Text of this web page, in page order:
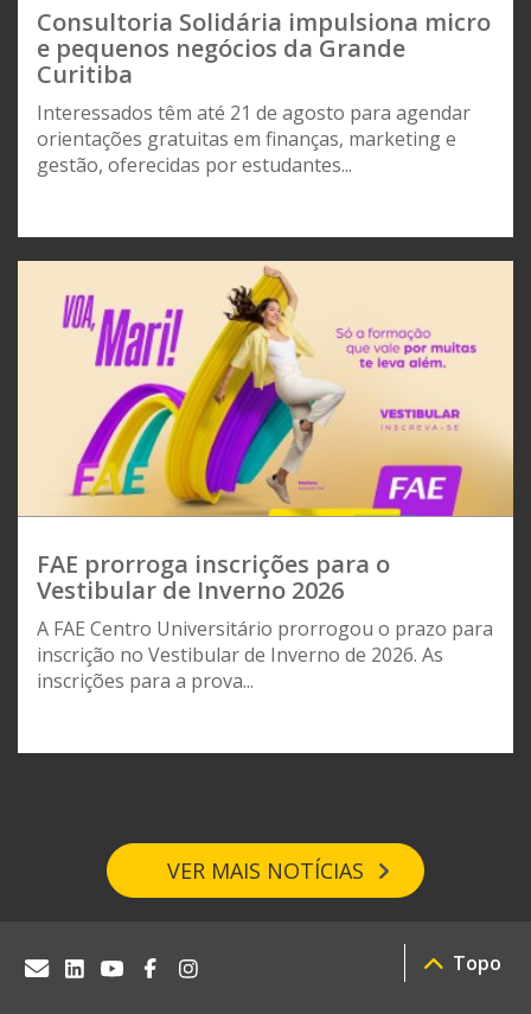
Consultoria Solidária impulsiona micro
e pequenos negócios da Grande
Curitiba
Interessados têm até 21 de agosto para agendar
orientações gratuitas em finanças, marketing e
gestão, oferecidas por estudantes...
FAE prorroga inscrições para o
Vestibular de Inverno 2026
A FAE Centro Universitário prorrogou o prazo para
inscrição no Vestibular de Inverno de 2026. As
inscrições para a prova...
VER MAIS NOTÍCIAS
Topo